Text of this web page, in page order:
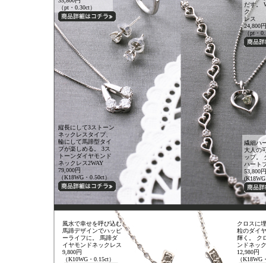
（pt・0.30ct）
縦長にして3ストーン
ネックレスタイプ、
輪にして馬蹄型タイ
プが楽しめる。 3ス
トーンダイヤモンド
ネックレス2WAY
79,000円
（K18WG・0.50ct）
だす。
ク
レス
24,800円
（pt・
繊細ハ
大人の
ップ。
ハート
53,800円
風水で幸せを呼び込む
馬蹄デザインでハッピ
ーライフに。 馬蹄ダ
イヤモンドネックレス
9,800円
（K10WG・0.15ct）
クロスに
粒のダイ
輝く。 ク
ンドネッ
12,980円
（K18WG